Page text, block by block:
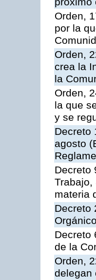
Orden,
por la
Orden,
crea la
la
Orden,
la que
y se
Decreto
agosto
Decreto
materia
Decreto
Decreto
de la
Orden,
delegan